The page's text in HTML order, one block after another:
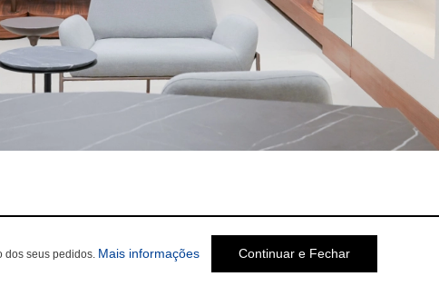
dos seus pedidos. Mais informações Continuar e Fechar